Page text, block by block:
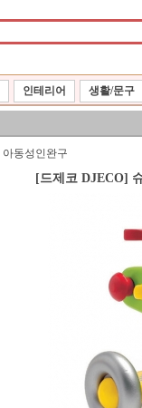
인테리어 생활/문구
아동성인완구
[드제코 DJECO]